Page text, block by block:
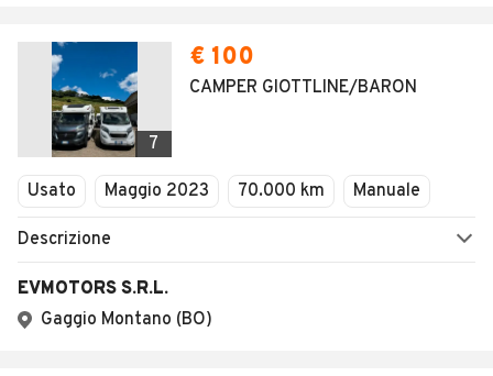
Moto
Camper
Veicoli Commerciali
Concessionari
7
€ 100
CAMPER GIOTTLINE/BARON
Usato Maggio 2023 70.000 km Manuale
Descrizione
EVMOTORS S.R.L.
Gaggio Montano (BO)